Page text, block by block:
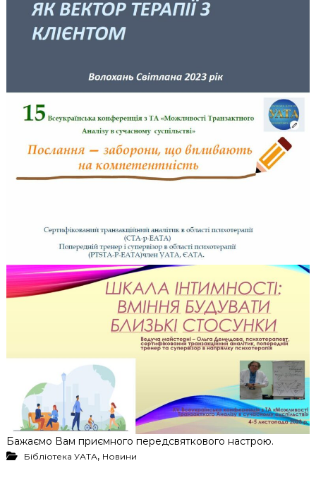
Бажаємо Вам приємного передсвяткового настрою.
Бібліотека УАТА, Новини